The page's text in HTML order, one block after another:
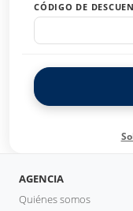
CÓDIGO DE
AGENCIA
Quiénes somos